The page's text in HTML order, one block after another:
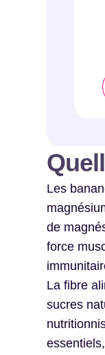
Les
de
force
La fibre
sucres